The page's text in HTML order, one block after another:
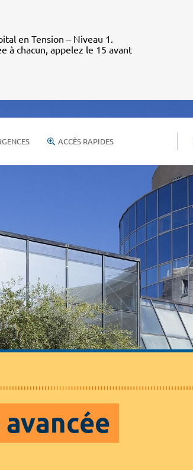
en Tension – Niveau 1.
à chacun, appelez le 15 avant
ACCÈS RAPIDES